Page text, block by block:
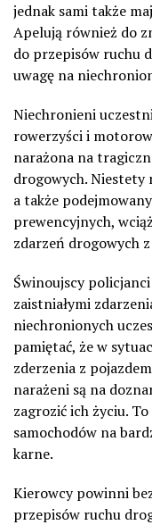
jednak sami także
Apelują również do
do przepisów ruchu
uwagę na
Niechronieni
rowerzyści i
narażona na
drogowych. Niestety
a także
prewencyjnych,
zdarzeń drogowych z
Świnoujscy
zaistniałymi
niechronionych
pamiętać, że w
zderzenia z
narażeni są na
zagrozić ich życiu.
samochodów na
karne.
Kierowcy powinni
przepisów ruchu